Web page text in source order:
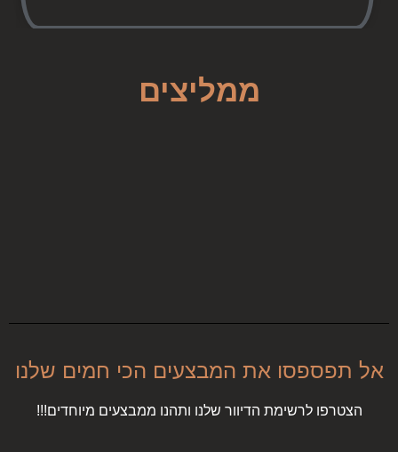
ממליצים
אל תפספסו את המבצעים הכי חמים שלנו
הצטרפו לרשימת הדיוור שלנו ותהנו ממבצעים מיוחדים!!!